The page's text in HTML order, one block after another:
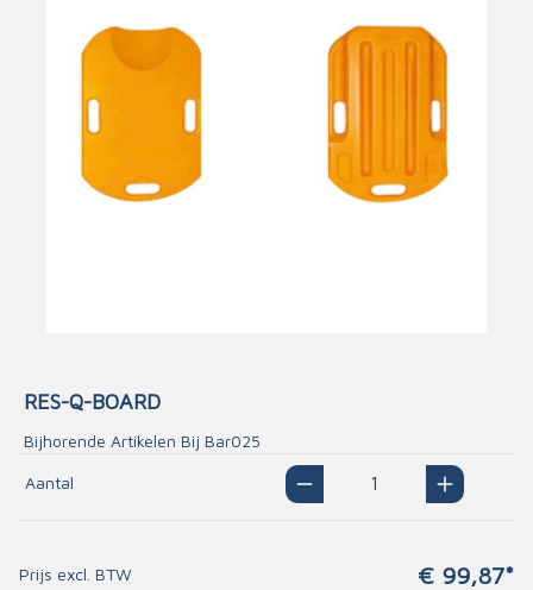
RES-Q-BOARD
Bijhorende Artikelen Bij Bar025
Aantal
Prijs excl. BTW € 99,87*